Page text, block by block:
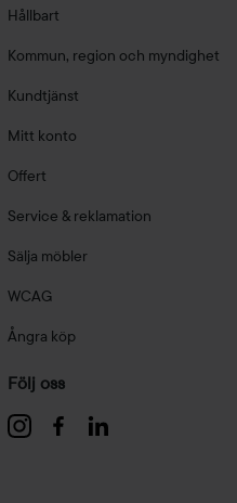
Hållbart
Kommun, region och myndighet
Kundtjänst
Mitt konto
Offert
Service & reklamation
Sälja möbler
WCAG
Ångra köp
Följ oss